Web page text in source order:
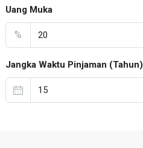
Uang Muka
%
Jangka Waktu Pinjaman (Tahun)